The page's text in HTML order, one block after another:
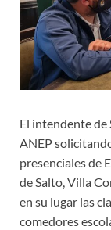
El intendente de
ANEP
presenciales de
de Salto, Villa
en su lugar las
comedores